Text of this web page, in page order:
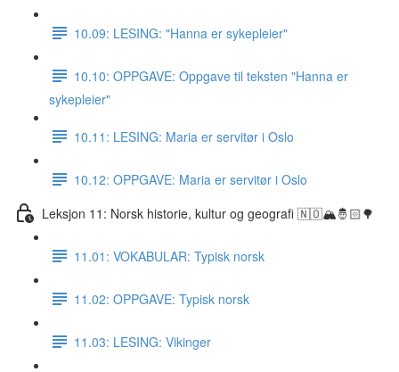
10.09: LESING: "Hanna er sykepleier"
10.10: OPPGAVE: Oppgave til teksten "Hanna er
sykepleier"
10.11: LESING: Maria er servitør i Oslo
10.12: OPPGAVE: Maria er servitør i Oslo
Leksjon 11: Norsk historie, kultur og geografi 🇳🇴🏔🤴🏻🌳
11.01: VOKABULAR: Typisk norsk
11.02: OPPGAVE: Typisk norsk
11.03: LESING: Vikinger